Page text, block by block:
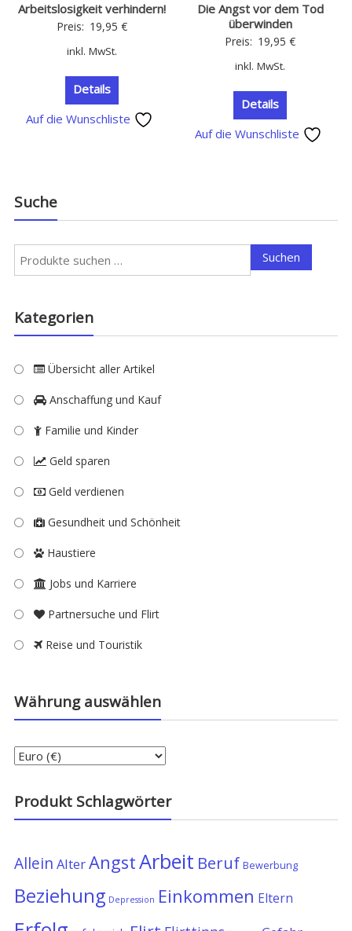
Arbeitslosigkeit verhindern!
Preis: 19,95 €
inkl. MwSt.
Details
Auf die Wunschliste
Die Angst vor dem Tod
überwinden
Preis: 19,95€
inkl. MwSt.
Details
Auf die Wunschliste
Suche
Suchen
nach:
Suchen
Kategorien
Übersicht aller Artikel
Anschaffung und Kauf
Familie und Kinder
Geld sparen
Geld verdienen
Gesundheit und Schönheit
Haustiere
Jobs und Karriere
Partnersuche und Flirt
Reise und Touristik
Währung auswählen
Produkt Schlagwörter
Allein AlterAngstArbeit Beruf Bewerbung
Beziehung Depression Einkommen Eltern